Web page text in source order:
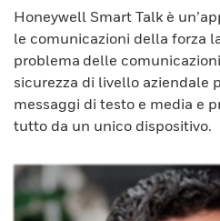
Honeywell Smart Talk è
le comunicazioni della forza
problema delle
sicurezza di livello aziendale
messaggi di testo e media e
tutto da un unico dispositivo.